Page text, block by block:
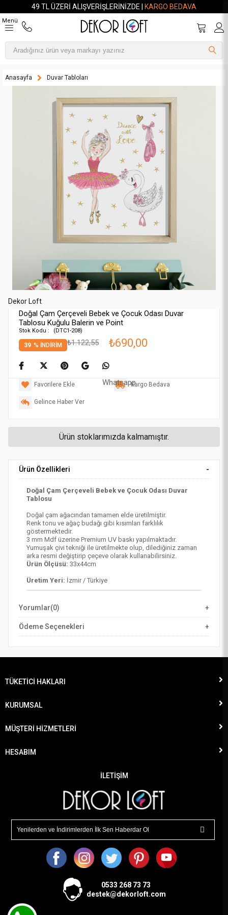
49 TL ÜZERI ALIŞVERIŞLERINIZDE | KARGO BEDAVA
Menü
Anasayfa Duvar Tabloları
Dekor Loft
Doğal Çam Çerçeveli Bebek ve Çocuk Odası Duvar
Tablosu Kuğulu Balerin ve Point
(DTC1-208)
%
39 İNDIRIM ₺1.122,55 ₺690,00
Whatsapp
Favorilere Ekle Kargo Bedava
Gelince Haber Ver
Ürün stoklarımızda kalmamıştır.
Ürün Özellikleri
Doğal Çam Çerçeveli Bebek ve Çocuk Odası Duvar
Tablosu
Doğal çam ağacından tamamen elde üretilmiştir.
Renk tonu ve ağaç budağı gibi kısımları farklılık
göstermektedir.
3 mm Mdf üzerine Premium UV baskı yapılmaktadır.
Yumuşak çivi tekniği ile üretilmekte olup, dilediğiniz zaman
arka resmi değiştirip çeçeve olarak kullanabilirsiniz.
Ürün Ölçüsü: 33x44cm
Üretim Yeri: İzmir / Türkiye
Yorumlar(0)
Ödeme Seçenekleri
TÜKETİCİ HAKLARI
KURUMSAL
MÜŞTERİ HİZMETLERİ
HESABIM
İLETİŞİM
0533 268 73 73
destek@dekorloft.com